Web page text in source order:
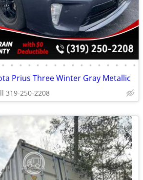
• • • • • • • • • • • • • • • •
Prius Three Winter Gray Metallic
319-250-2208